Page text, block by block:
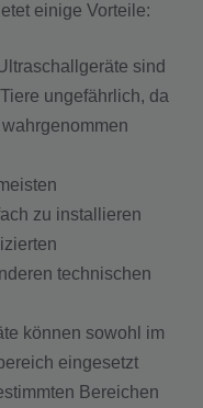
einige Vorteile:
sind
ungefährlich, da
zu installieren
technischen
können sowohl im
eingesetzt
Bereichen